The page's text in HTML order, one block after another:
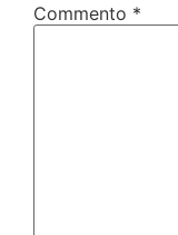
Commento *